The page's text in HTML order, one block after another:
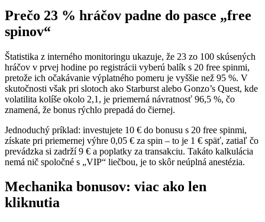
Prečo 23 % hráčov padne do pasce „free
spinov“
Štatistika z interného monitoringu ukazuje, že 23 zo 100 skúsených
hráčov v prvej hodine po registrácii vyberú balík s 20 free spinmi,
pretože ich očakávanie výplatného pomeru je vyššie než 95 %. V
skutočnosti však pri slotoch ako Starburst alebo Gonzo’s Quest, kde
volatilita kolíše okolo 2,1, je priemerná návratnosť 96,5 %, čo
znamená, že bonus rýchlo prepadá do čiernej.
Jednoduchý príklad: investujete 10 € do bonusu s 20 free spinmi,
získate pri priemernej výhre 0,05 € za spin – to je 1 € späť, zatiaľ čo
prevádzka si zadrží 9 € a poplatky za transakciu. Takáto kalkulácia
nemá nič spoločné s „VIP“ liečbou, je to skôr neúplná anestézia.
Mechanika bonusov: viac ako len
kliknutia